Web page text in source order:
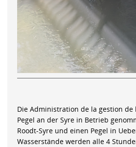
Die Administration de la gestion de
Pegel an der Syre in Betrieb
Roodt-Syre und einen Pegel in
Wasserstände werden alle 4